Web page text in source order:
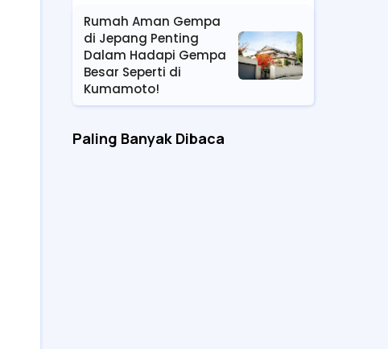
Rumah Aman Gempa
di Jepang Penting
Dalam Hadapi Gempa
Besar Seperti di
Kumamoto!
Paling Banyak Dibaca